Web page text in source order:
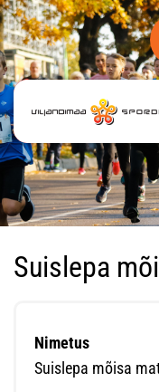
Suislepa
Nimetus
Suislepa mõisa